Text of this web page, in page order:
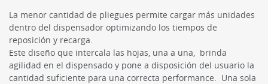
La menor cantidad de pliegues permite cargar más unidades
dentro del dispensador optimizando los tiempos de
reposición y recarga.
Este diseño que intercala las hojas, una a una, brinda
agilidad en el dispensado y pone a disposición del usuario la
cantidad suficiente para una correcta performance. Una sola